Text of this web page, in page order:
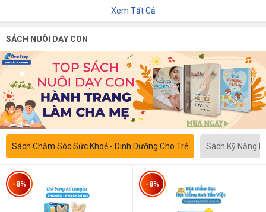
Xem Tất Cả
SÁCH NUÔI DẠY CON
Sách Chăm Sóc Sức Khoẻ - Dinh Dưỡng Cho Trẻ Sách Kỹ Năng
-8% -8%